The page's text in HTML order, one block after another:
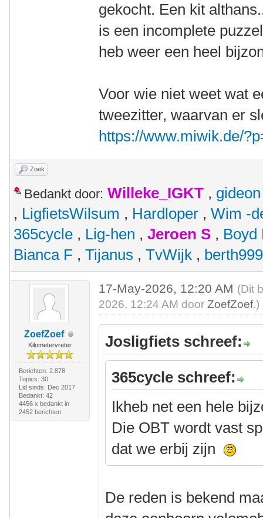
gekocht. Een kit
is een incomplete
heb weer een heel
Voor wie niet weet wat
tweezitter, waarvan er
https://www.miwik.de/
Zoek
Bedankt door: Willeke_IGKT , gideon
, LigfietsWilsum , Hardloper , Wim -
365cycle , Lig-hen , Jeroen S , Boyd
Bianca F , Tijanus , TvWijk ,
ZoefZoef
Kilometervreter
Berichten: 2.878
Topics: 30
Lid sinds: Dec 2017
Bedankt: 42
4456 x bedankt in
2452 berichten
17-May-2026, 12:20 AM (Dit
2026, 12:24 AM doorZoefZoef.)
Josligfiets schreef:
365cycle schreef:
Ikheb net een hele
Die OBT wordt vast
dat we erbij zijn
De reden is bekend